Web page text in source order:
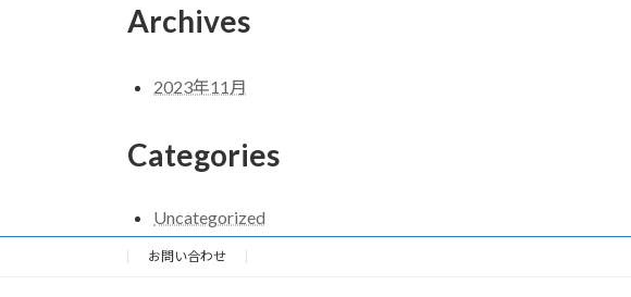
Archives
2023年11月
Categories
Uncategorized
お問い合わせ